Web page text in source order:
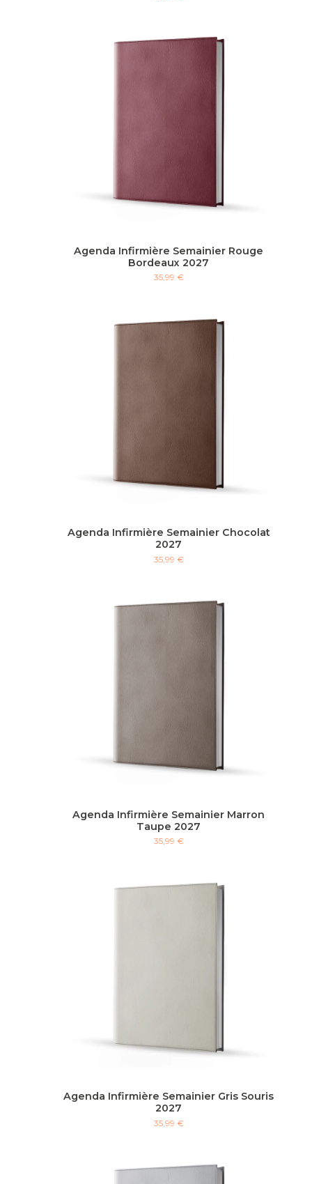
Agenda Infirmière Semainier Rouge
Bordeaux 2027
35,99 €
Agenda Infirmière Semainier Chocolat
2027
35,99 €
Agenda Infirmière Semainier Marron
Taupe 2027
35,99 €
Agenda Infirmière Semainier Gris Souris
2027
35,99 €